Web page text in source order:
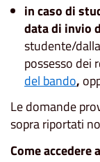
in caso di
data di invio
studente/
possesso dei
del bando,
Le domande
sopra riportati
Come